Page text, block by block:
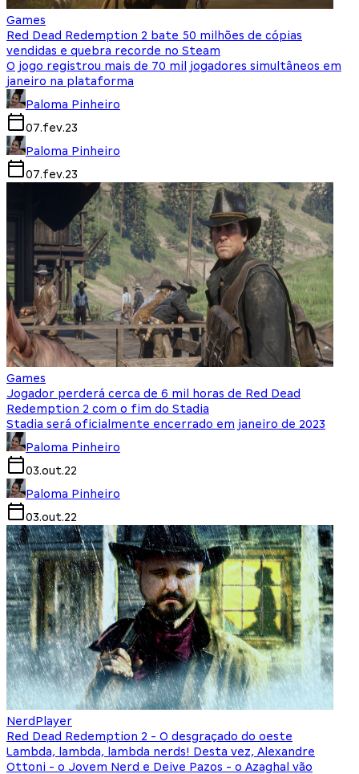
Games
Red Dead Redemption 2 bate 50 milhões de cópias
vendidas e quebra recorde no Steam
O jogo registrou mais de 70 mil jogadores simultâneos em
janeiro na plataforma
Paloma Pinheiro
07.fev.23
Paloma Pinheiro
07.fev.23
Games
Jogador perderá cerca de 6 mil horas de Red Dead
Redemption 2 com o fim do Stadia
Stadia será oficialmente encerrado em janeiro de 2023
Paloma Pinheiro
03.out.22
Paloma Pinheiro
03.out.22
NerdPlayer
Red Dead Redemption 2 - O desgraçado do oeste
Lambda, lambda, lambda nerds! Desta vez, Alexandre
Ottoni - o Jovem Nerd e Deive Pazos - o Azaghal vão